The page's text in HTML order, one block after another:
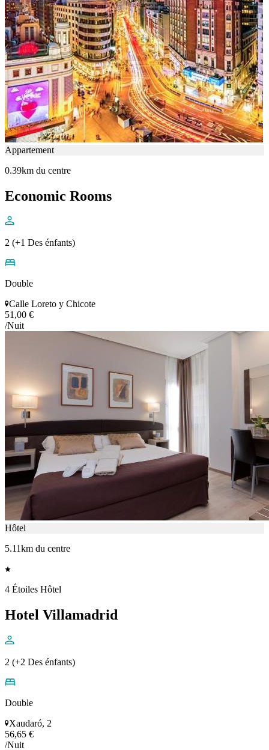
Appartement
0.39km du centre
Economic Rooms
2 (+1 Des énfants)
Double
Calle Loreto y Chicote
51,00 €
/Nuit
Hôtel
5.11km du centre
4 Étoiles Hôtel
Hotel Villamadrid
2 (+2 Des énfants)
Double
Xaudaró, 2
56,65 €
/Nuit